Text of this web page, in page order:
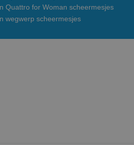
Quattro for Woman scheermesjes
wegwerp scheermesjes